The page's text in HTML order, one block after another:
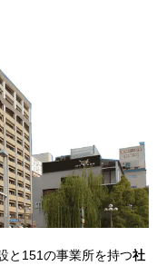
と151の事業所を持つ社